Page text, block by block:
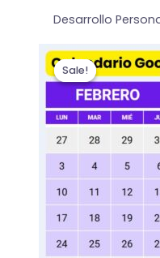
Desarrollo
Sale!
Sale!